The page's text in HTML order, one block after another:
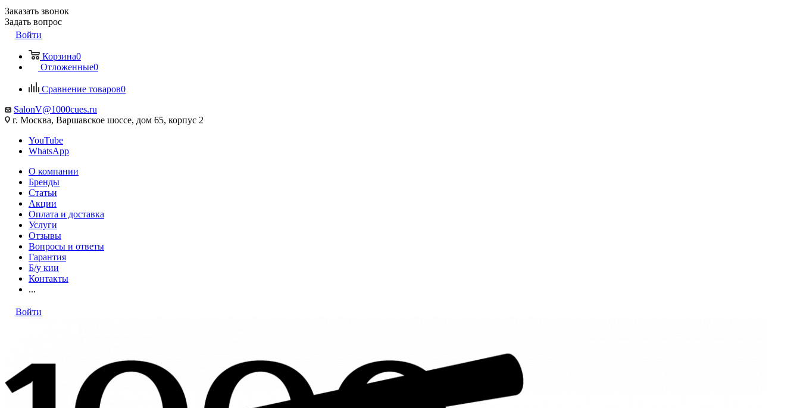
Заказать звонок
Задать вопрос
Войти
Корзина0
Отложенные0
Сравнение товаров0
SalonV@1000cues.ru
г. Москва, Варшавское шоссе, дом 65, корпус 2
YouTube
WhatsApp
О компании
Бренды
Статьи
Акции
Оплата и доставка
Услуги
Отзывы
Вопросы и ответы
Гарантия
Б/у кии
Контакты
...
Войти